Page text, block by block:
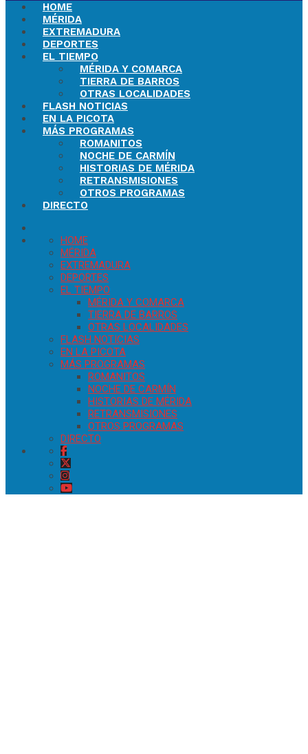
HOME
MÉRIDA
EXTREMADURA
DEPORTES
EL TIEMPO
MÉRIDA Y COMARCA
TIERRA DE BARROS
OTRAS LOCALIDADES
FLASH NOTICIAS
EN LA PICOTA
MÁS PROGRAMAS
ROMANITOS
NOCHE DE CARMÍN
HISTORIAS DE MÉRIDA
RETRANSMISIONES
OTROS PROGRAMAS
DIRECTO
HOME
MÉRIDA
EXTREMADURA
DEPORTES
EL TIEMPO
MÉRIDA Y COMARCA
TIERRA DE BARROS
OTRAS LOCALIDADES
FLASH NOTICIAS
EN LA PICOTA
MÁS PROGRAMAS
ROMANITOS
NOCHE DE CARMÍN
HISTORIAS DE MÉRIDA
RETRANSMISIONES
OTROS PROGRAMAS
DIRECTO